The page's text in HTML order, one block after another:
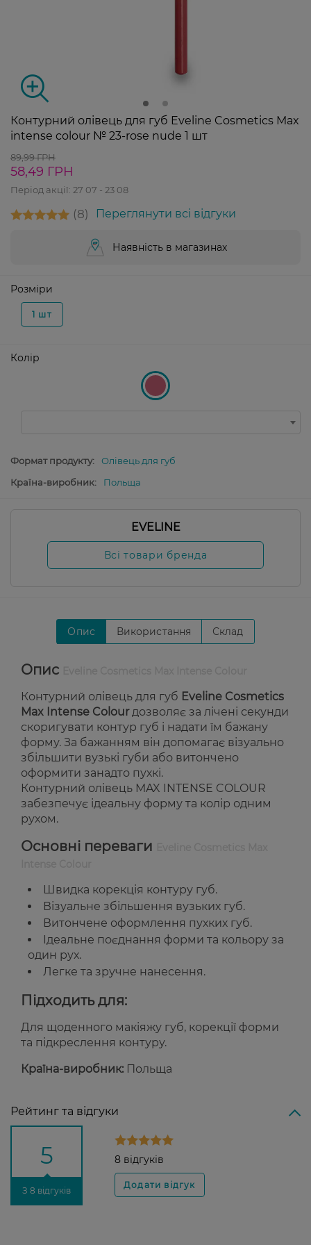
Контурний олівець для губ Eveline Cosmetics Max
intense colour № 23-rose nude 1 шт
89,99 ГРН
58,49 ГРН
Період акції: 27 07 - 23 08
8 Переглянути всі відгуки
Наявність в магазинах
Розміри
1 шт
Колір
Формат продукту:
Олівець для губ
Країна-виробник:
Польща
EVELINE
Всі товари бренда
Опис Використання Склад
Опис
Контурний олівець для губ Eveline Cosmetics
Max Intense Colourдозволяє за лічені секунди
скоригувати контур губ і надати їм бажану
форму. За бажанням він допомагає візуально
збільшити вузькі губи або витончено
оформити занадто пухкі.
Контурний олівець MAX INTENSE COLOUR
забезпечує ідеальну форму та колір одним
рухом.
Основні переваги
Швидка корекція контуру губ.
Візуальне збільшення вузьких губ.
Витончене оформлення пухких губ.
Ідеальне поєднання форми та кольору за
один рух.
Легке та зручне нанесення.
Підходить для:
Для щоденного макіяжу губ, корекції форми
та підкреслення контуру.
Країна-виробник: Польща
Рейтинг та відгуки
5
З 8 відгуків
8 відгуків